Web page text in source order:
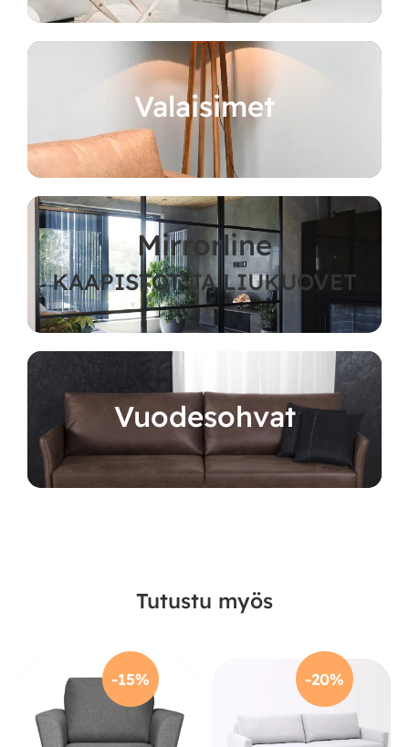
Valaisimet
Mirrorline
KAAPISTOT JA LIUKUOVET
Vuodesohvat
Tutustu myös
-15% -20%